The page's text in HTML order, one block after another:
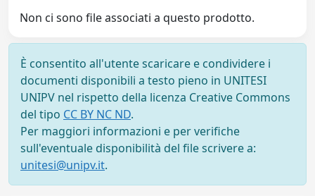
Non ci sono file associati a questo prodotto.
È consentito all'utente scaricare e condividere i
documenti disponibili a testo pieno in UNITESI
UNIPV nel rispetto della licenza Creative Commons
del tipo CC BY NC ND.
Per maggiori informazioni e per verifiche
sull'eventuale disponibilità del file scrivere a:
unitesi@unipv.it.